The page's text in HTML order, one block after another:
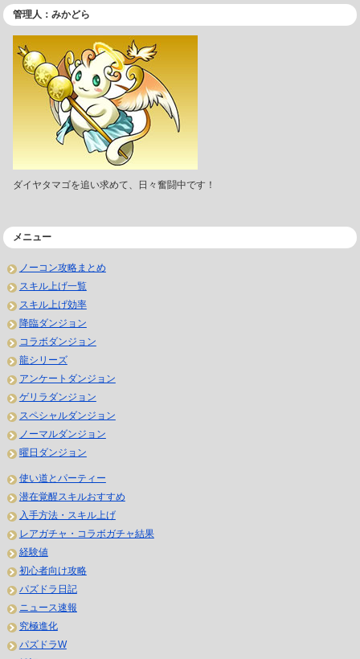
管理人：みかどら
ダイヤタマゴを追い求めて、日々奮闘中です！
メニュー
ノーコン攻略まとめ
スキル上げ一覧
スキル上げ効率
降臨ダンジョン
コラボダンジョン
龍シリーズ
アンケートダンジョン
ゲリラダンジョン
スペシャルダンジョン
ノーマルダンジョン
曜日ダンジョン
使い道とパーティー
潜在覚醒スキルおすすめ
入手方法・スキル上げ
レアガチャ・コラボガチャ結果
経験値
初心者向け攻略
パズドラ日記
ニュース速報
究極進化
パズドラW